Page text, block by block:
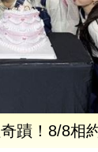
蹟！8/8相